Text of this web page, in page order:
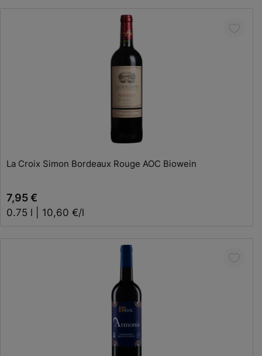
In den Warenkorb
La Croix Simon Bordeaux Rouge AOC Biowein
7,95 €
0.75 l | 10,60 €/l